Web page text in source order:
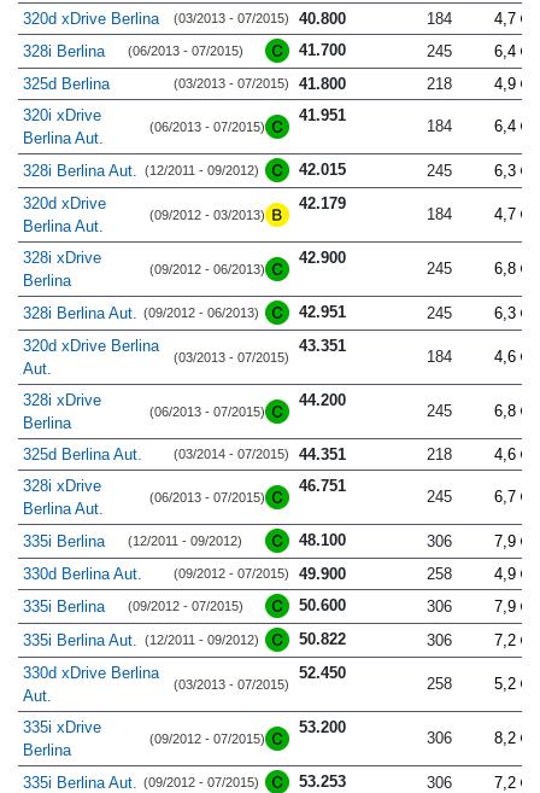
320d xDrive Berlina (03/2013 - 07/2015) 40.800 184
4,7
328i Berlina
(06/2013 - 07/2015) 41.700 245
6,4
325d Berlina
(03/2013 - 07/2015) 41.800 218
4,9
320i xDrive
Berlina Aut.
(06/2013 - 07/2015)
41.951
184 6,4
328i Berlina Aut. (12/2011 - 09/2012) 42.015 245
6,3
320d xDrive
Berlina Aut.
(09/2012 - 03/2013)
42.179
184 4,7
328i xDrive
Berlina
(09/2012 - 06/2013)
42.900
245 6,8
328i Berlina Aut. (09/2012 - 06/2013) 42.951 245
6,3
320d xDrive Berlina
Aut.
(03/2013 - 07/2015)
43.351
184 4,6
328i xDrive
Berlina
(06/2013 - 07/2015)
44.200
245 6,8
325d Berlina Aut. (03/2014 - 07/2015) 44.351 218
4,6
328i xDrive
Berlina Aut.
(06/2013 - 07/2015)
46.751
245 6,7
335i Berlina (12/2011 - 09/2012) 48.100 306
7,9
330d Berlina Aut.
(09/2012 - 07/2015) 49.900 258
4,9
335i Berlina
(09/2012 - 07/2015) 50.600 306
7,9
335i Berlina Aut.
(12/2011 - 09/2012) 50.822 306
7,2
330d xDrive Berlina
Aut.
(03/2013 - 07/2015)
52.450
258 5,2
335i xDrive
Berlina
(09/2012 - 07/2015)
53.200
306 8,2
335i Berlina Aut. (09/2012 - 07/2015) 53.253 306
7,2